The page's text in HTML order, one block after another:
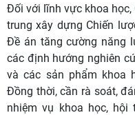
Đối với lĩnh vực khoa học,
trung xây dựng Chiến
Đề án tăng cường năng
các định hướng nghiên
và các sản phẩm khoa
Đồng thời, cần rà soát,
nhiệm vụ khoa học,